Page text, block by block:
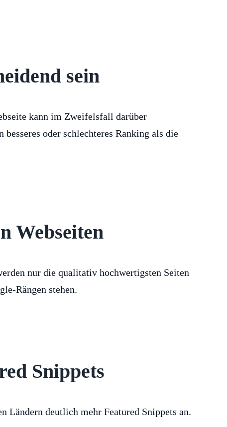
sein
kann im Zweifelsfall darüber
besseres oder schlechteres Ranking als die
Webseiten
nur die qualitativ hochwertigsten Seiten
Rängen stehen.
Snippets
Ländern deutlich mehr Featured Snippets an.